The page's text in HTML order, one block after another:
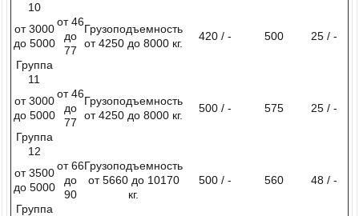
10
от 3000
до 5000
от 46
до
77
Грузоподъемность
от 4250 до 8000 кг.
420 / - 500 25 / -
Группа
11
от 3000
до 5000
от 46
до
77
Грузоподъемность
от 4250 до 8000 кг.
500 / - 575 25 / -
Группа
12
от 3500
до 5000
от 66
до
90
Грузоподъемность
от 5660 до 10170
кг.
500 / - 560 48 / -
Группа